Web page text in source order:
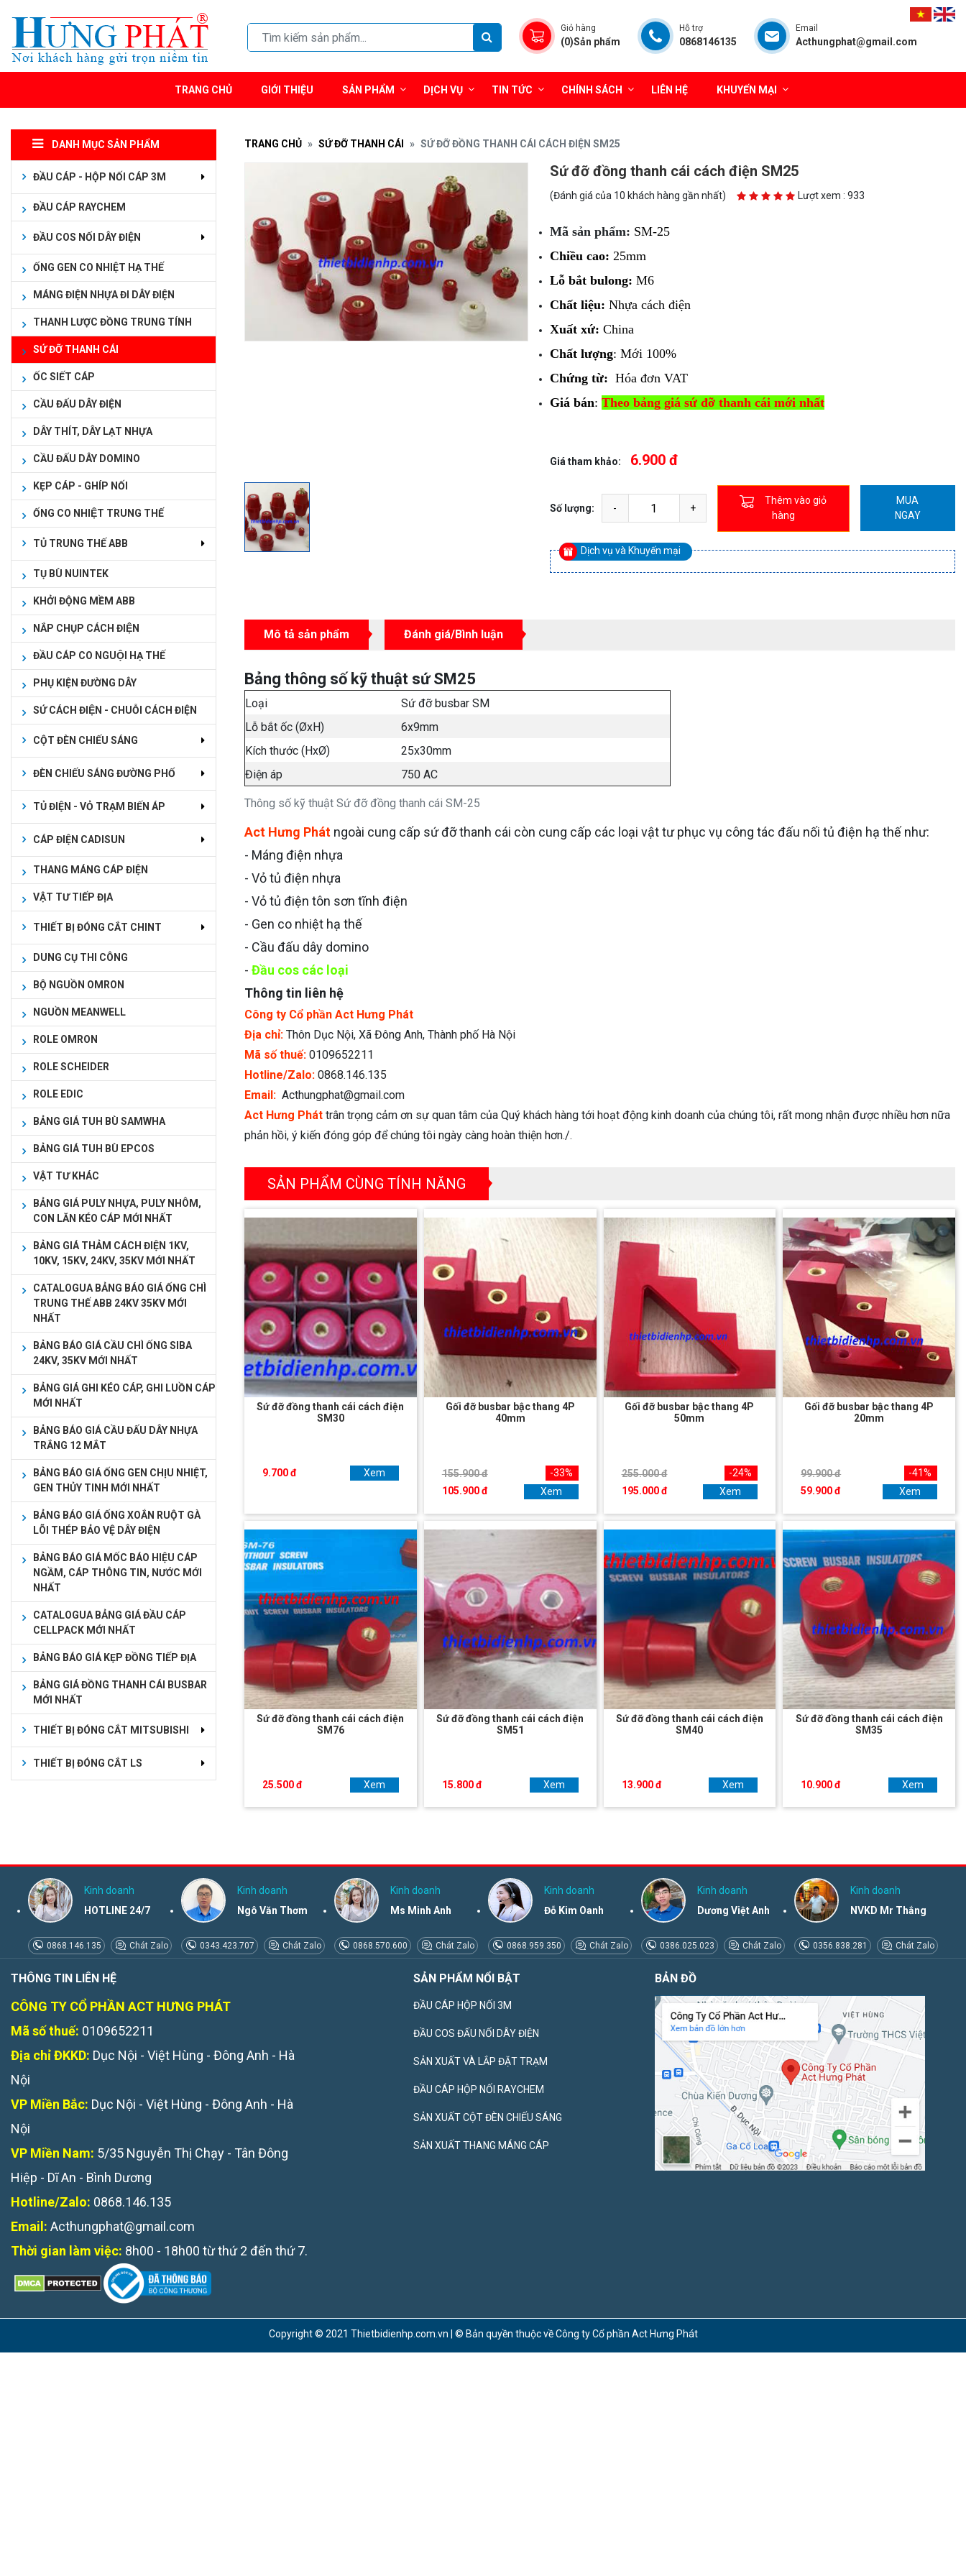
Giỏ hàng
(0)Sản phẩm
Hỗ trợ
0868146135
Email
Acthungphat@gmail.com
TRANG CHỦ GIỚI THIỆU SẢN PHẨM DỊCH VỤ TIN TỨC CHÍNH SÁCH LIÊN HỆ KHUYẾN MẠI
DANH MỤC SẢN PHẨM
ĐẦU CÁP - HỘP NỐI CÁP 3M
ĐẦU CÁP RAYCHEM
ĐẦU COS NỐI DÂY ĐIỆN
ỐNG GEN CO NHIỆT HẠ THẾ
MÁNG ĐIỆN NHỰA ĐI DÂY ĐIỆN
THANH LƯỢC ĐỒNG TRUNG TÍNH
SỨ ĐỠ THANH CÁI
ỐC SIẾT CÁP
CẦU ĐẤU DÂY ĐIỆN
DÂY THÍT, DÂY LẠT NHỰA
CẦU ĐẤU DÂY DOMINO
KẸP CÁP - GHÍP NỐI
ỐNG CO NHIỆT TRUNG THẾ
TỦ TRUNG THẾ ABB
TỤ BÙ NUINTEK
KHỞI ĐỘNG MỀM ABB
NẮP CHỤP CÁCH ĐIỆN
ĐẦU CÁP CO NGUỘI HẠ THẾ
PHỤ KIỆN ĐƯỜNG DÂY
SỨ CÁCH ĐIỆN - CHUỖI CÁCH ĐIỆN
CỘT ĐÈN CHIẾU SÁNG
ĐÈN CHIẾU SÁNG ĐƯỜNG PHỐ
TỦ ĐIỆN - VỎ TRẠM BIẾN ÁP
CÁP ĐIỆN CADISUN
THANG MÁNG CÁP ĐIỆN
VẬT TƯ TIẾP ĐỊA
THIẾT BỊ ĐÓNG CẮT CHINT
DUNG CỤ THI CÔNG
BỘ NGUỒN OMRON
NGUỒN MEANWELL
ROLE OMRON
ROLE SCHEIDER
ROLE EDIC
BẢNG GIÁ TUH BÙ SAMWHA
BẢNG GIÁ TUH BÙ EPCOS
VẬT TƯ KHÁC
BẢNG GIÁ PULY NHỰA, PULY NHÔM,
CON LĂN KÉO CÁP MỚI NHẤT
BẢNG GIÁ THẢM CÁCH ĐIỆN 1KV,
10KV, 15KV, 24KV, 35KV MỚI NHẤT
CATALOGUA BẢNG BÁO GIÁ ỐNG CHÌ
TRUNG THẾ ABB 24KV 35KV MỚI
NHẤT
BẢNG BÁO GIÁ CẦU CHÌ ỐNG SIBA
24KV, 35KV MỚI NHẤT
BẢNG GIÁ GHI KÉO CÁP, GHI LUỒN CÁP
MỚI NHẤT
BẢNG BÁO GIÁ CẦU ĐẤU DÂY NHỰA
TRẮNG 12 MẮT
BẢNG BÁO GIÁ ỐNG GEN CHỊU NHIỆT,
GEN THỦY TINH MỚI NHẤT
BẢNG BÁO GIÁ ỐNG XOẮN RUỘT GÀ
LÕI THÉP BẢO VỆ DÂY ĐIỆN
BẢNG BÁO GIÁ MỐC BÁO HIỆU CÁP
NGẦM, CÁP THÔNG TIN, NƯỚC MỚI
NHẤT
CATALOGUA BẢNG GIÁ ĐẦU CÁP
CELLPACK MỚI NHẤT
BẢNG BÁO GIÁ KẸP ĐỒNG TIẾP ĐỊA
BẢNG GIÁ ĐỒNG THANH CÁI BUSBAR
MỚI NHẤT
THIẾT BỊ ĐÓNG CẮT MITSUBISHI
THIẾT BỊ ĐÓNG CẮT LS
TRANG CHỦ SỨ ĐỠ THANH CÁI SỨ ĐỠ ĐỒNG THANH CÁI CÁCH ĐIỆN SM25
Sứ đỡ đồng thanh cái cách điện SM25
(Đánh giá của 10 khách hàng gần nhất) Lượt xem : 933
Mã sản phẩm: SM-25
Chiều cao: 25mm
Lỗ bắt bulong: M6
Chất liệu: Nhựa cách điện
Xuất xứ: China
Chất lượng: Mới 100%
Chứng từ: Hóa đơn VAT
Giá bán: Theo bảng giá sứ đỡ thanh cái mới nhất
Giá tham khảo: 6.900 đ
Số lượng:
Thêm vào giỏ
hàng
MUA
NGAY
Dịch vụ và Khuyến mại
Mô tả sản phẩm Đánh giá/Bình luận
Bảng thông số kỹ thuật sứ SM25
Thông số kỹ thuật Sứ đỡ đồng thanh cái SM-25
Loại
Sứ đỡ busbar SM
Lỗ bắt ốc (ØxH)
6x9mm
Kích thước (HxØ)
25x30mm
Điện áp
750 AC
Act Hưng Phát ngoài cung cấp sứ đỡ thanh cái còn cung cấp các loại vật tư phục vụ công tác đấu nối tủ điện hạ thế như:
- Máng điện nhựa
- Vỏ tủ điện nhựa
- Vỏ tủ điện tôn sơn tĩnh điện
- Gen co nhiệt hạ thế
- Cầu đấu dây domino
- Đầu cos các loại
Thông tin liên hệ
Công ty Cổ phần Act Hưng Phát
Địa chỉ: Thôn Dục Nội, Xã Đông Anh, Thành phố Hà Nội
Mã số thuế: 0109652211
Hotline/Zalo: 0868.146.135
Email: Acthungphat@gmail.com
Act Hưng Phát trân trọng cảm ơn sự quan tâm của Quý khách hàng tới hoạt động kinh doanh của chúng tôi, rất mong nhận được nhiều hơn nữa
phản hồi, ý kiến đóng góp để chúng tôi ngày càng hoàn thiện hơn./.
SẢN PHẨM CÙNG TÍNH NĂNG
Sứ đỡ đồng thanh cái cách điện
SM30
9.700 đ Xem
Gối đỡ busbar bậc thang 4P
40mm
155.900 đ
105.900 đ
-33%
Xem
Gối đỡ busbar bậc thang 4P
50mm
255.000 đ
195.000 đ
-24%
Xem
Gối đỡ busbar bậc thang 4P
20mm
99.900 đ
59.900 đ
-41%
Xem
Sứ đỡ đồng thanh cái cách điện
SM76
25.500 đ Xem
Sứ đỡ đồng thanh cái cách điện
SM51
15.800 đ Xem
Sứ đỡ đồng thanh cái cách điện
SM40
13.900 đ Xem
Sứ đỡ đồng thanh cái cách điện
SM35
10.900 đ Xem
Kinh doanh
HOTLINE 24/7
0868.146.135 Chát Zalo
Kinh doanh
Ngô Văn Thơm
0343.423.707 Chát Zalo
Kinh doanh
Ms Minh Anh
0868.570.600 Chát Zalo
Kinh doanh
Đỗ Kim Oanh
0868.959.350 Chát Zalo
Kinh doanh
Dương Việt Anh
0386.025.023 Chát Zalo
Kinh doanh
NVKD Mr Thắng
0356.838.281 Chát Zalo
THÔNG TIN LIÊN HỆ
CÔNG TY CỔ PHẦN ACT HƯNG PHÁT
Mã số thuế: 0109652211
Địa chỉ ĐKKD: Dục Nội - Việt Hùng - Đông Anh - Hà
Nội
VP Miền Bắc: Dục Nội - Việt Hùng - Đông Anh - Hà
Nội
VP Miền Nam: 5/35 Nguyễn Thị Chạy - Tân Đông
Hiệp - Dĩ An - Bình Dương
Hotline/Zalo: 0868.146.135
Email: Acthungphat@gmail.com
Thời gian làm việc: 8h00 - 18h00 từ thứ 2 đến thứ 7.
SẢN PHẨM NỔI BẬT
ĐẦU CÁP HỘP NỐI 3M
ĐẦU COS ĐẤU NỐI DÂY ĐIỆN
SẢN XUẤT VÀ LẮP ĐẶT TRẠM
ĐẦU CÁP HỘP NỐI RAYCHEM
SẢN XUẤT CỘT ĐÈN CHIẾU SÁNG
SẢN XUẤT THANG MÁNG CÁP
BẢN ĐỒ
Copyright © 2021 Thietbidienhp.com.vn | © Bản quyền thuộc về Công ty Cổ phần Act Hưng Phát